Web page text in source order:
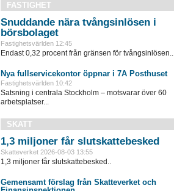
FASTIGHET
Snuddande nära tvångsinlösen i
börsbolaget
Fastighetsvärlden 12:45
Endast 0,32 procent från gränsen för tvångsinlösen..
Nya fullservicekontor öppnar i 7A Posthuset
Fastighetsvärlden 10:42
Satsning i centrala Stockholm – motsvarar över 60
arbetsplatser...
SKATT
1,3 miljoner får slutskattebesked
Skatteverket 2026-08-03 13:55
1,3 miljoner får slutskattebesked..
Gemensamt förslag från Skatteverket och